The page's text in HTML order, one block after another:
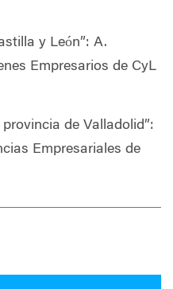
y León”: A.
Empresarios de CyL
de Valladolid”:
Empresariales de